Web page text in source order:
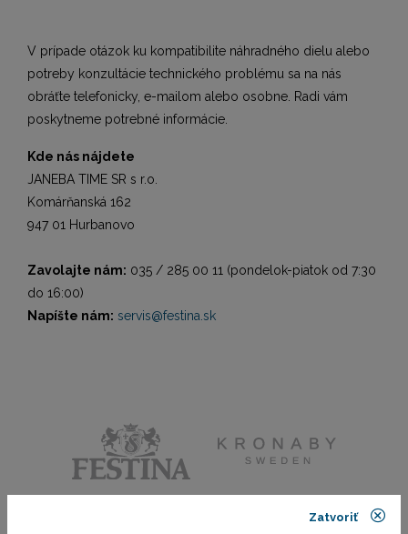
V prípade otázok ku kompatibilite náhradného dielu alebo
potreby konzultácie technického problému sa na nás
obráťte telefonicky, e-mailom alebo osobne. Radi vám
poskytneme potrebné informácie.
Kde nás nájdete
JANEBA TIME SR s r.o.
Komárňanská 162
947 01 Hurbanovo
Zavolajte nám: 035 / 285 00 11 (pondelok-piatok od 7:30
do 16:00)
Napíšte nám: servis@festina.sk
Zatvoriť